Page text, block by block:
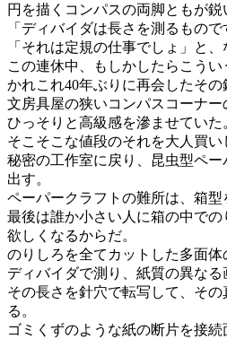
円を描くコンパスの両脚ともが鋭
「ディバイダは長さを測るもの
「それは定規の仕事でしょ」と
この連休中、もしかしたらこうい
かれこれ40年ぶりに再会したその
文房具屋の狭いコンパスコーナー
ひっそりと高級感を滲ませていた
そこそこな値段のそれを大人買い
秘密の工作室に戻り、昆虫型ペ
出す。
ペーパークラフトの難所は、箱型
最後は誰か小さい人に箱の中で
欲しくなるからだ。
のりしろを全てカットした多面体
ディバイダで測り、紙質の異なる
その長さを針穴で転写して、そ
る。
ゴミくずのような紙の断片を接続